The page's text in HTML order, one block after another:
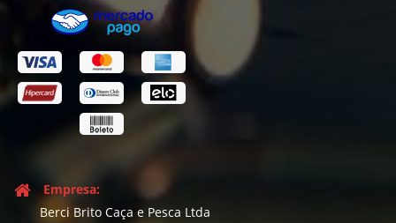
Empresa:
Berci Brito Caça e Pesca Ltda